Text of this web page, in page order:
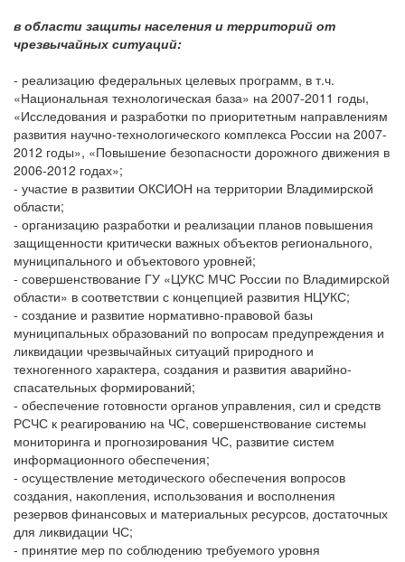
в области защиты населения и территорий от
чрезвычайных ситуаций:
- реализацию федеральных целевых программ, в т.ч.
«Национальная технологическая база» на 2007-2011 годы,
«Исследования и разработки по приоритетным направлениям
развития научно-технологического комплекса России на 2007-
2012 годы», «Повышение безопасности дорожного движения в
2006-2012 годах»;
- участие в развитии ОКСИОН на территории Владимирской
области;
- организацию разработки и реализации планов повышения
защищенности критически важных объектов регионального,
муниципального и объектового уровней;
- совершенствование ГУ «ЦУКС МЧС России по Владимирской
области» в соответствии с концепцией развития НЦУКС;
- создание и развитие нормативно-правовой базы
муниципальных образований по вопросам предупреждения и
ликвидации чрезвычайных ситуаций природного и
техногенного характера, создания и развития аварийно-
спасательных формирований;
- обеспечение готовности органов управления, сил и средств
РСЧС к реагированию на ЧС, совершенствование системы
мониторинга и прогнозирования ЧС, развитие систем
информационного обеспечения;
- осуществление методического обеспечения вопросов
создания, накопления, использования и восполнения
резервов финансовых и материальных ресурсов, достаточных
для ликвидации ЧС;
- принятие мер по соблюдению требуемого уровня